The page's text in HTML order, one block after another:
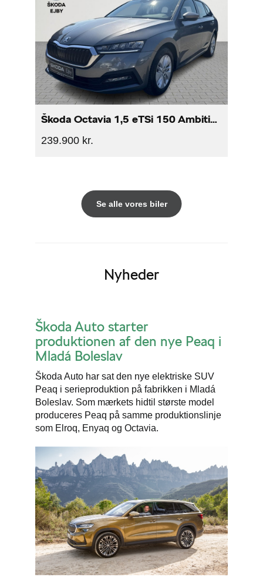
Škoda Octavia 1,5 eTSi 150 Ambition Combi DSG
239.900 kr.
Se alle vores biler
Nyheder
Škoda Auto starter
produktionen af den nye Peaq i
Mladá Boleslav
Škoda Auto har sat den nye elektriske SUV
Peaq i serieproduktion på fabrikken i Mladá
Boleslav. Som mærkets hidtil største model
produceres Peaq på samme produktionslinje
som Elroq, Enyaq og Octavia.